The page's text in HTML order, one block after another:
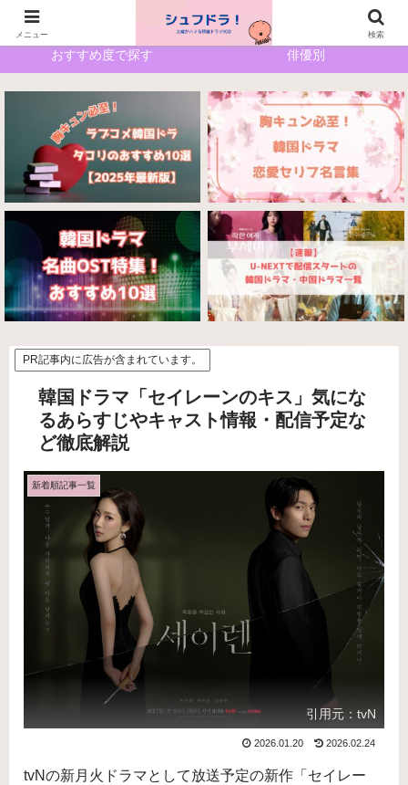
おすすめ度で探す 俳優別
PR記事内に広告が含まれています。
韓国ドラマ「セイレーンのキス」気にな
るあらすじやキャスト情報・配信予定な
ど徹底解説
新着順記事一覧
引用元：tvN
2026.01.20 2026.02.24
tvNの新月火ドラマとして放送予定の新作「セイレー
メニュー 検索